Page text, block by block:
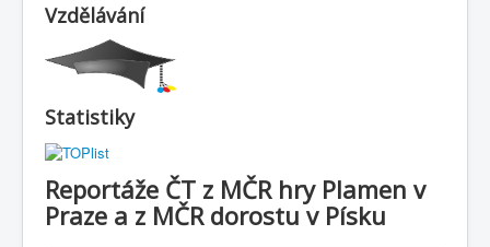
Vzdělávání
Statistiky
Reportáže ČT z MČR hry Plamen v
Praze a z MČR dorostu v Písku